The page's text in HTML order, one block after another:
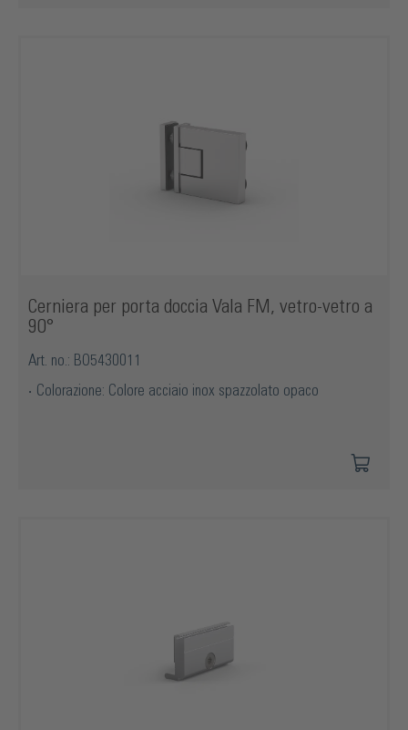
Cerniera per porta doccia Vala FM, vetro-vetro a
90°
Art. no.: BO5430011
Colorazione: Colore acciaio inox spazzolato opaco